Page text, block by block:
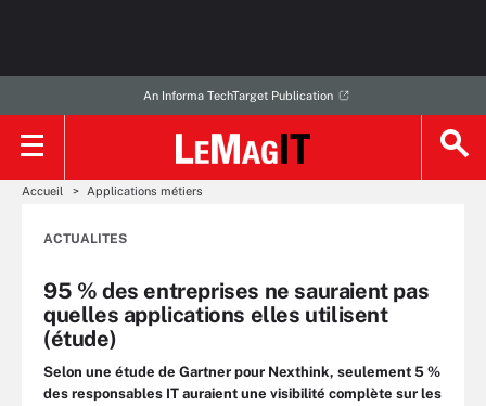
An Informa TechTarget Publication
Accueil Applications métiers
ACTUALITES
95 % des entreprises ne sauraient pas
quelles applications elles utilisent
(étude)
Selon une étude de Gartner pour Nexthink, seulement 5 %
des responsables IT auraient une visibilité complète sur les